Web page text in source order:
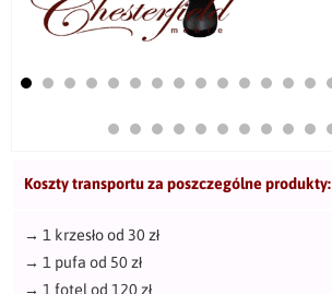
Koszty transportu za poszczególne produkty:
→ 1 krzesło od 30 zł
→ 1 pufa od 50 zł
→ 1 fotel od 120 zł